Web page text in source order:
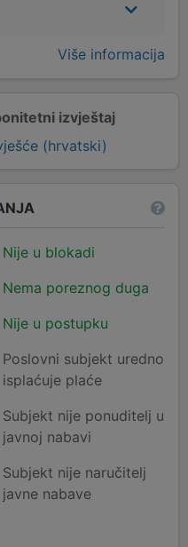
izvještaj
(hrvatski)
Više informacija
Nije u blokadi
Nema poreznog duga
Nije u postupku
Poslovni subjekt uredno
isplaćuje plaće
Subjekt nije ponuditelj u
javnoj nabavi
Subjekt nije naručitelj
javne nabave